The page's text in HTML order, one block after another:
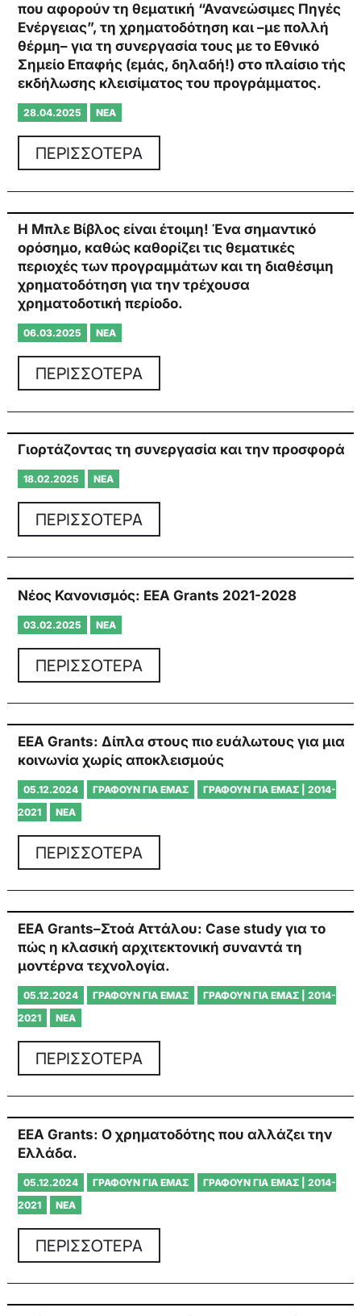
που αφορούν τη θεματική “Ανανεώσιμες Πηγές
Ενέργειας”, τη χρηματοδότηση και –με πολλή
θέρμη– για τη συνεργασία τους με το Εθνικό
Σημείο Επαφής (εμάς, δηλαδή!) στο πλαίσιο τής
εκδήλωσης κλεισίματος του προγράμματος.
28.04.2025 ΝΈΑ
ΠΕΡΙΣΣΟΤΕΡΑ
Η Μπλε Βίβλος είναι έτοιμη! Ένα σημαντικό
ορόσημο, καθώς καθορίζει τις θεματικές
περιοχές των προγραμμάτων και τη διαθέσιμη
χρηματοδότηση για την τρέχουσα
χρηματοδοτική περίοδο.
06.03.2025 ΝΈΑ
ΠΕΡΙΣΣΟΤΕΡΑ
Γιορτάζοντας τη συνεργασία και την προσφορά
18.02.2025 ΝΈΑ
ΠΕΡΙΣΣΟΤΕΡΑ
Νέος Κανονισμός: ΕΕΑ Grants 2021-2028
03.02.2025 ΝΈΑ
ΠΕΡΙΣΣΟΤΕΡΑ
EEA Grants: Δίπλα στους πιο ευάλωτους για μια
κοινωνία χωρίς αποκλεισμούς
05.12.2024 ΓΡΆΦΟΥΝ ΓΙΑ ΕΜΆΣ
ΓΡΆΦΟΥΝ ΓΙΑ ΕΜΆΣ | 2014-
2021
ΝΈΑ
ΠΕΡΙΣΣΟΤΕΡΑ
ΕΕΑ Grants–Στοά Αττάλου: Case study για το
πώς η κλασική αρχιτεκτονική συναντά τη
μοντέρνα τεχνολογία.
05.12.2024 ΓΡΆΦΟΥΝ ΓΙΑ ΕΜΆΣ
ΓΡΆΦΟΥΝ ΓΙΑ ΕΜΆΣ | 2014-
2021
ΝΈΑ
ΠΕΡΙΣΣΟΤΕΡΑ
EEA Grants: Ο χρηματοδότης που αλλάζει την
Ελλάδα.
05.12.2024 ΓΡΆΦΟΥΝ ΓΙΑ ΕΜΆΣ
ΓΡΆΦΟΥΝ ΓΙΑ ΕΜΆΣ | 2014-
2021
ΝΈΑ
ΠΕΡΙΣΣΟΤΕΡΑ